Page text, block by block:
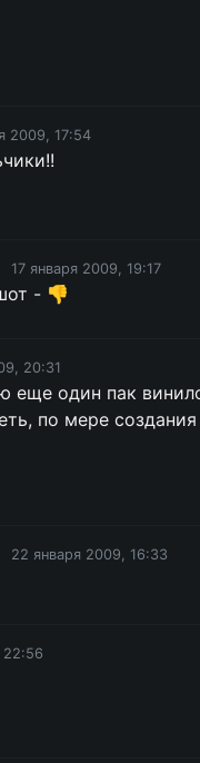
2009, 17:54
17 января 2009, 19:17
- 👎
20:31
еще один пак
по мере
22 января 2009, 16:33
22:56